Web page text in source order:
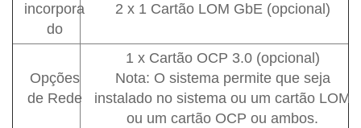
incorpora
do
2 x 1 Cartão LOM GbE (opcional)
Opções
de Rede
1 x Cartão OCP 3.0 (opcional)
Nota: O sistema permite que seja
instalado no sistema ou um cartão LOM
ou um cartão OCP ou ambos.